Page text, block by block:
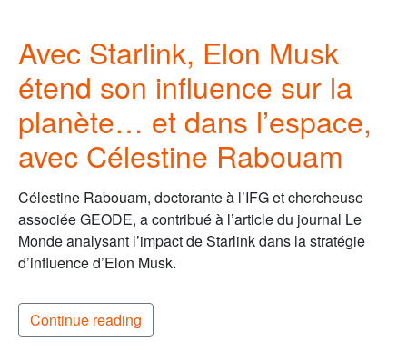
Avec Starlink, Elon Musk
étend son influence sur la
planète… et dans l’espace,
avec Célestine Rabouam
Célestine Rabouam, doctorante à l’IFG et chercheuse
associée GEODE, a contribué à l’article du journal Le
Monde analysant l’impact de Starlink dans la stratégie
d’influence d’Elon Musk.
Continue reading